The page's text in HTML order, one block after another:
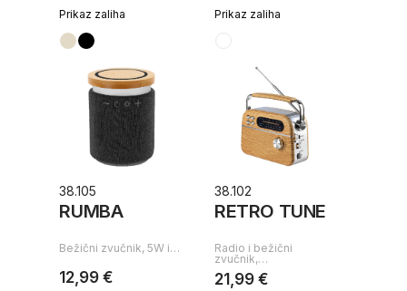
Prikaz zaliha
Prikaz zaliha
38.105
RUMBA
Bežični zvučnik, 5W i…
12,99 €
38.102
RETRO TUNE
Radio i bežični
zvučnik,…
21,99 €